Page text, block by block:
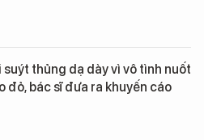
suýt thủng dạ dày vì vô tình nuốt
đỏ, bác sĩ đưa ra khuyến cáo